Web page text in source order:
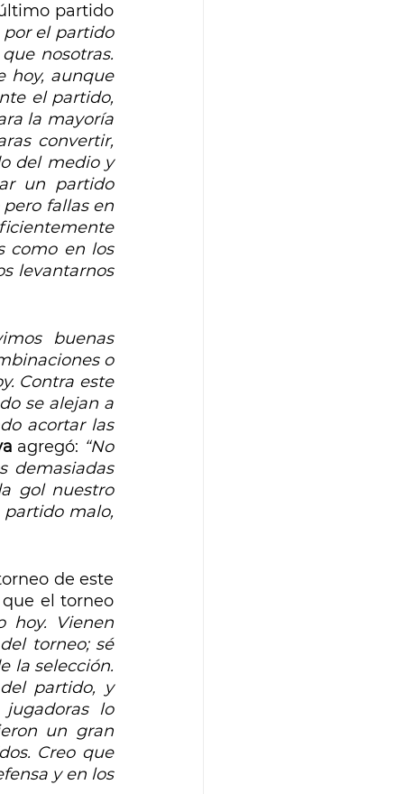
partido
por el partido
nosotras.
hoy, aunque
el partido,
la mayoría
convertir,
del medio y
un partido
fallas en
como en los
levantarnos
buenas
o
Contra este
se alejan a
acortar las
agregó: “No
demasiadas
gol nuestro
partido malo,
de este
el torneo
hoy. Vienen
torneo; sé
la selección.
partido, y
lo
un gran
Creo que
y en los